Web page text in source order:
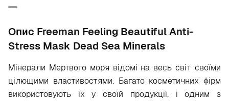
Опис Freeman Feeling Beautiful Anti-
Stress Mask Dead Sea Minerals
Мінерали Мертвого моря відомі на весь світ своїми
цілющими властивостями. Багато косметичних фірм
використовують їх у своїй продукції, і одним з